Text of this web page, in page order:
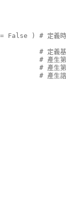
) # 定義時
# 定義基礎
# 產生第1
# 產生第2
# 產生諧